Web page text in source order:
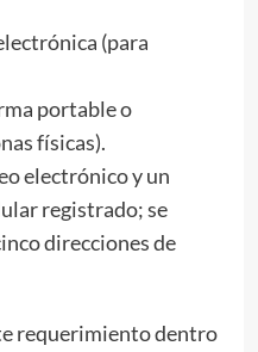
(para
portable o
físicas).
electrónico y un
registrado; se
direcciones de
requerimiento dentro